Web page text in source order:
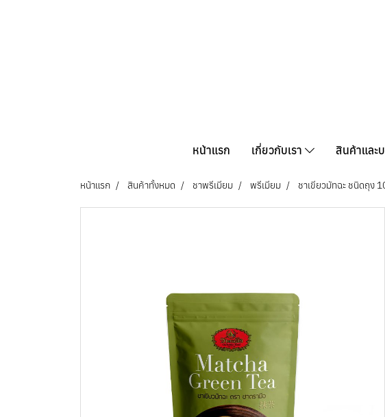
หน้าแรก เกี่ยวกับเรา สินค้าและ
หน้าแรก สินค้าทั้งหมด ชาพรีเมียม พรีเมียม ชาเขียวมัทฉะ ชนิดถุง